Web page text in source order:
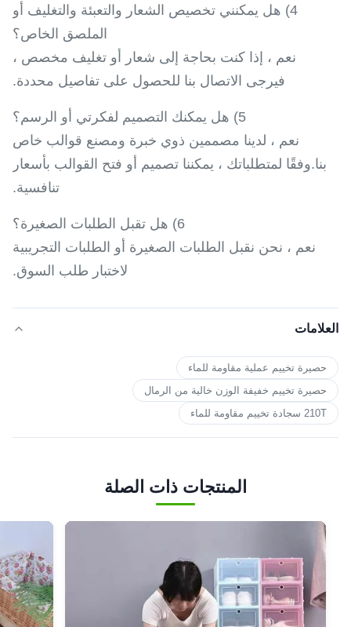
4) هل يمكنني تخصيص الشعار والتعبئة والتغليف أو
الملصق الخاص؟
نعم ، إذا كنت بحاجة إلى شعار أو تغليف مخصص ،
فيرجى الاتصال بنا للحصول على تفاصيل محددة.
5) هل يمكنك التصميم لفكرتي أو الرسم؟
نعم ، لدينا مصممين ذوي خبرة ومصنع قوالب خاص
بنا.وفقًا لمتطلباتك ، يمكننا تصميم أو فتح القوالب بأسعار
تنافسية.
6) هل تقبل الطلبات الصغيرة؟
نعم ، نحن نقبل الطلبات الصغيرة أو الطلبات التجريبية
لاختبار طلب السوق.
العلامات
حصيرة تخييم عملية مقاومة للماء
حصيرة تخييم خفيفة الوزن خالية من الرمال
210T سجادة تخييم مقاومة للماء
المنتجات ذات الصلة